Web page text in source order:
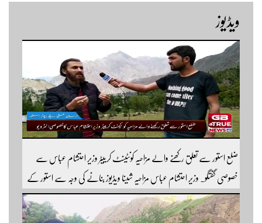
ویڈیوز
ضلع استور سے تعلق رکھنے والے مزاحیہ کونٹینٹ کرییٹر وزیر احتشام عباس سے
خصوصی گفتگو۔ وزیر احتشام عباس مزاحیہ شینا ویڈیوز بنانے کی وجہ سے استور کے
اندر کافی مشہور ہیں مزید اچھی اچھی ویڈیوز دیکھنے کے لئے ہمارے یوٹیوب چینل کو
سبسکرائب کریں